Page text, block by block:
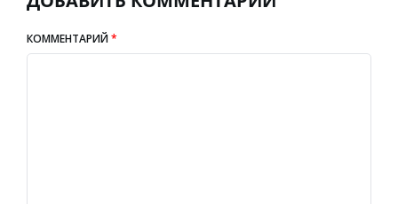
КОММЕНТАРИЙ*